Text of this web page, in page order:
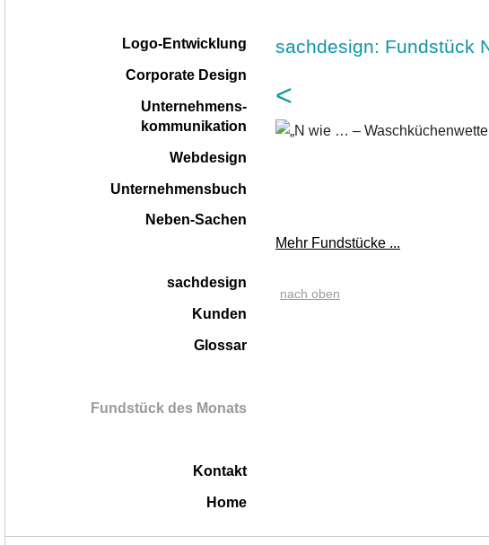
sachdesign: Fundstück
<
Mehr Fundstücke ...
nach oben
Navigation
Logo-Entwicklung
Corporate Design
Unternehmens-
kommunikation
Webdesign
Unternehmensbuch
Neben-Sachen
sachdesign
Kunden
Glossar
Fundstück des Monats
Kontakt
Home